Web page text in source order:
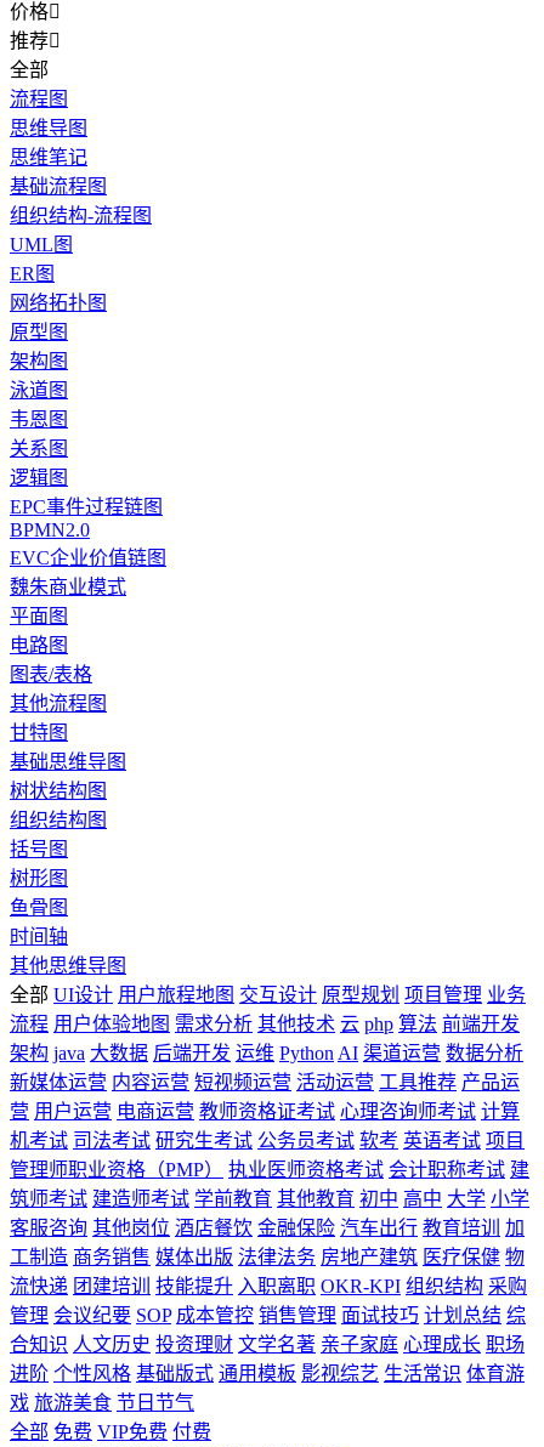
价格
推荐
全部
流程图
思维导图
思维笔记
基础流程图
组织结构-流程图
UML图
ER图
网络拓扑图
原型图
架构图
泳道图
韦恩图
关系图
逻辑图
EPC事件过程链图
BPMN2.0
EVC企业价值链图
魏朱商业模式
平面图
电路图
图表/表格
其他流程图
甘特图
基础思维导图
树状结构图
组织结构图
括号图
树形图
鱼骨图
时间轴
其他思维导图
全部 UI设计 用户旅程地图 交互设计 原型规划 项目管理 业务
流程 用户体验地图 需求分析 其他技术 云 php 算法 前端开发
架构 java 大数据 后端开发 运维 Python AI 渠道运营 数据分析
新媒体运营 内容运营 短视频运营 活动运营 工具推荐 产品运
营 用户运营 电商运营 教师资格证考试 心理咨询师考试 计算
机考试 司法考试 研究生考试 公务员考试 软考 英语考试 项目
管理师职业资格（PMP）
执业医师资格考试 会计职称考试 建
筑师考试 建造师考试 学前教育 其他教育 初中 高中 大学 小学
客服咨询 其他岗位 酒店餐饮 金融保险 汽车出行 教育培训
加
工制造 商务销售 媒体出版 法律法务 房地产建筑 医疗保健 物
流快递 团建培训 技能提升 入职离职 OKR-KPI 组织结构 采购
管理 会议纪要 SOP 成本管控 销售管理 面试技巧 计划总结 综
合知识 人文历史 投资理财 文学名著 亲子家庭 心理成长 职场
进阶 个性风格 基础版式 通用模板 影视综艺 生活常识 体育游
戏 旅游美食 节日节气
全部 免费 VIP免费 付费